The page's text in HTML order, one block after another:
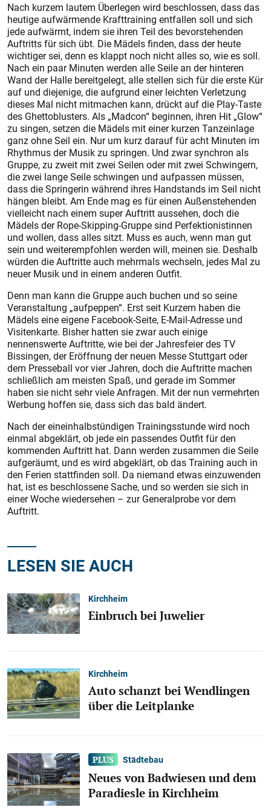
Nach kurzem lautem Überlegen wird beschlossen, dass das
heutige aufwärmende Krafttraining entfallen soll und sich
jede aufwärmt, indem sie ihren Teil des bevorstehenden
Auftritts für sich übt. Die Mädels finden, dass der heute
wichtiger sei, denn es klappt noch nicht alles so, wie es soll.
Nach ein paar Minuten werden alle Seile an der hinteren
Wand der Halle bereitgelegt, alle stellen sich für die erste Kür
auf und diejenige, die aufgrund einer leichten Verletzung
dieses Mal nicht mitmachen kann, drückt auf die Play-Taste
des Ghettoblusters. Als „Madcon“ beginnen, ihren Hit „Glow“
zu singen, setzen die Mädels mit einer kurzen Tanzeinlage
ganz ohne Seil ein. Nur um kurz darauf für acht Minuten im
Rhythmus der Musik zu springen. Und zwar synchron als
Gruppe, zu zweit mit zwei Seilen oder mit zwei Schwingern,
die zwei lange Seile schwingen und aufpassen müssen,
dass die Springerin während ihres Handstands im Seil nicht
hängen bleibt. Am Ende mag es für einen Außenstehenden
vielleicht nach einem super Auftritt aussehen, doch die
Mädels der Rope-Skipping-Gruppe sind Perfektionistinnen
und wollen, dass alles sitzt. Muss es auch, wenn man gut
sein und weiterempfohlen werden will, meinen sie. Deshalb
würden die Auftritte auch mehrmals wechseln, jedes Mal zu
neuer Musik und in einem anderen Outfit.
Denn man kann die Gruppe auch buchen und so seine
Veranstaltung „aufpeppen“. Erst seit Kurzem haben die
Mädels eine eigene Facebook-Seite, E-Mail-Adresse und
Visitenkarte. Bisher hatten sie zwar auch einige
nennenswerte Auftritte, wie bei der Jahresfeier des TV
Bissingen, der Eröffnung der neuen Messe Stuttgart oder
dem Presseball vor vier Jahren, doch die Auftritte machen
schließlich am meisten Spaß, und gerade im Sommer
haben sie nicht sehr viele Anfragen. Mit der nun vermehrten
Werbung hoffen sie, dass sich das bald ändert.
Nach der eineinhalbstündigen Trainingsstunde wird noch
einmal abgeklärt, ob jede ein passendes Outfit für den
kommenden Auftritt hat. Dann werden zusammen die Seile
aufgeräumt, und es wird abgeklärt, ob das Training auch in
den Ferien stattfinden soll. Da niemand etwas einzuwenden
hat, ist es beschlossene Sache, und so werden sie sich in
einer Woche wiedersehen – zur Generalprobe vor dem
Auftritt.
LESEN SIE AUCH
Kirchheim
Einbruch bei Juwelier
Kirchheim
Auto schanzt bei Wendlingen
über die Leitplanke
Städtebau
Neues von Badwiesen und dem
Paradiesle in Kirchheim